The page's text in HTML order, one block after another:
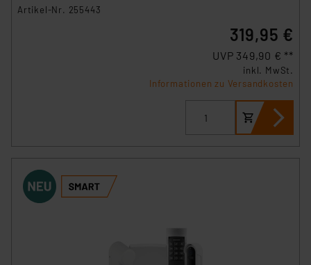
CODB
Artikel-Nr. 255443
319,95 €
UVP 349,90 € **
inkl. MwSt.
Informationen zu Versandkosten